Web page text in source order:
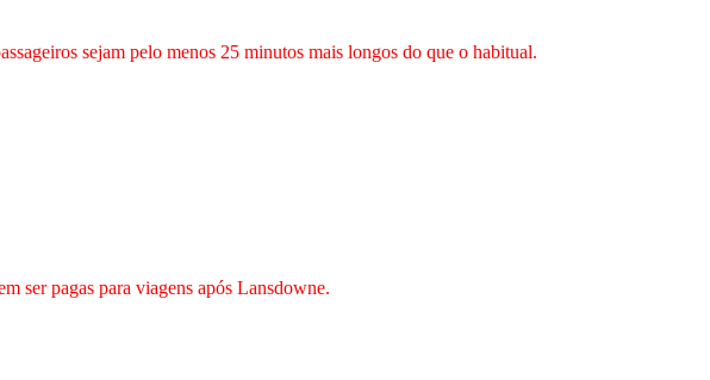
sejam pelo menos 25 minutos mais longos do que o habitual.
ser pagas para viagens após Lansdowne.